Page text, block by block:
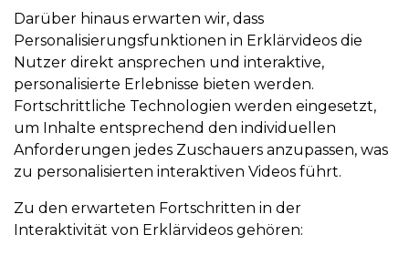
Darüber hinaus erwarten wir, dass
Personalisierungsfunktionen in Erklärvideos die
Nutzer direkt ansprechen und interaktive,
personalisierte Erlebnisse bieten werden.
Fortschrittliche Technologien werden eingesetzt,
um Inhalte entsprechend den individuellen
Anforderungen jedes Zuschauers anzupassen, was
zu personalisierten interaktiven Videos führt.
Zu den erwarteten Fortschritten in der
Interaktivität von Erklärvideos gehören: